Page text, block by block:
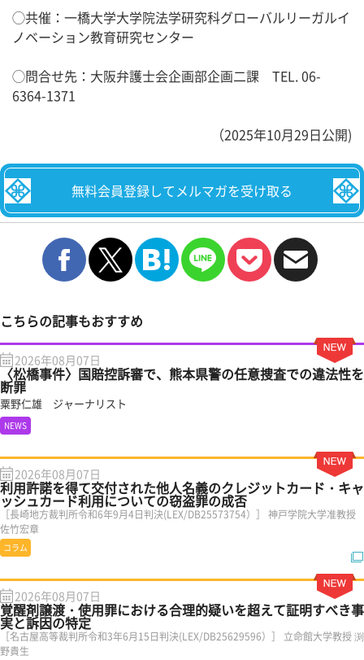
◯共催：一橋大学大学院法学研究科グローバルリーガルイ
ノベーション教育研究センター
◯問合せ先：大阪弁護士会企画部企画二課 TEL. 06-
6364-1371
（2025年10月29日公開)
無料会員登録してメルマガを受け取る
こちらの記事もおすすめ
2026年08月07日
〈松橋事件〉国賠控訴審で、熊本県警の任意捜査での違法性を
断罪
粟野仁雄 ジャーナリスト
NEWS
2026年08月07日
利用許諾を得て交付された他人名義のクレジットカード・キャ
ッシュカード利用についての窃盗罪の成否
［長崎地方裁判所令和6年9月4日判決(LEX/DB25573754）］ 神戸学院大学准教授
佐竹宏章
コラム
2026年08月07日
覚醒剤譲渡・使用罪における合理的疑いを超えて証明すべき事
実と訴因の特定
［名古屋高等裁判所令和3年6月15日判決(LEX/DB25629596）］ 立命館大学教授 渕
野貴生